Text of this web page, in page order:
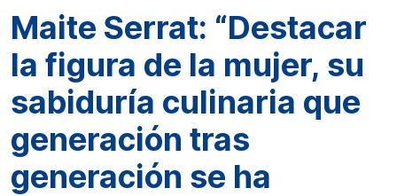
Maite Serrat: “Destacar
la figura de la mujer, su
sabiduría culinaria que
generación tras
generación se ha